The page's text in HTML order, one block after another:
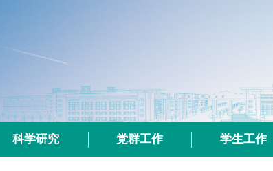
科学研究 党群工作 学生工作